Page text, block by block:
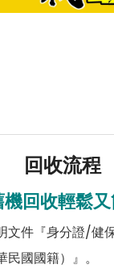
回收流程
回收輕鬆又
文件『身分證/健
國國籍）』。